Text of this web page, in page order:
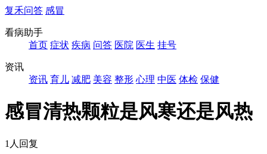
复禾问答 感冒
看病助手
首页 症状 疾病 问答 医院 医生 挂号
资讯
资讯 育儿 减肥 美容 整形 心理 中医 体检 保健
感冒清热颗粒是风寒还是风热
1人回复